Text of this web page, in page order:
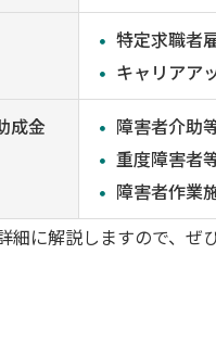
特定求職者
キャリアア
成金
障害者介助
重度障害者
障害者作業
に解説しますので、ぜ